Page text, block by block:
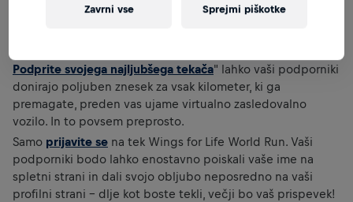
Podprite svojega najljubšega tekača" lahko vaši podporniki
donirajo poljuben znesek za vsak kilometer, ki ga
premagate, preden vas ujame virtualno zasledovalno
vozilo. In to povsem preprosto.
Samo prijavite se na tek Wings for Life World Run. Vaši
podporniki bodo lahko enostavno poiskali vaše ime na
spletni strani in dali svojo obljubo neposredno na vaši
profilni strani – dlje kot boste tekli, večji bo vaš prispevek!
Zavrni vse Sprejmi piškotke